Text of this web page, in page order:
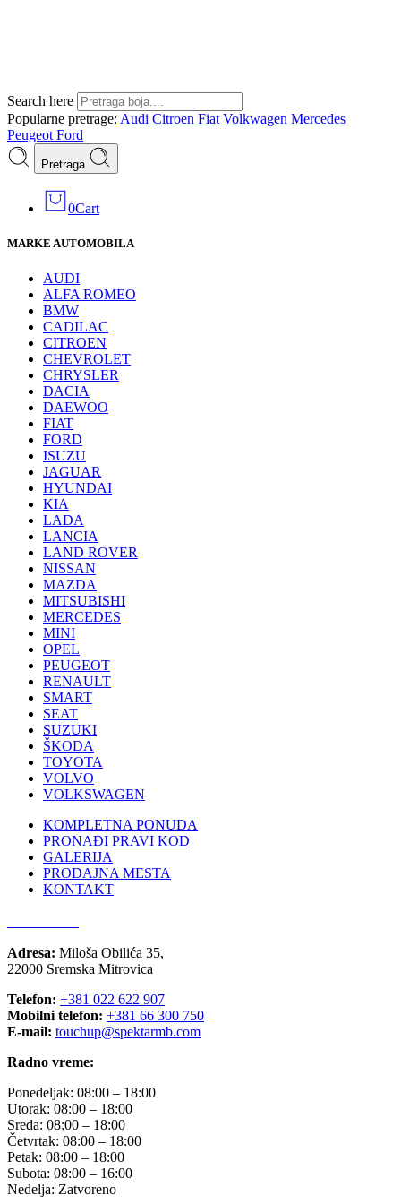
Search here
Popularne pretrage: Audi Citroen Fiat Volkwagen Mercedes
Peugeot Ford
Pretraga
0Cart
MARKE AUTOMOBILA
AUDI
ALFA ROMEO
BMW
CADILAC
CITROEN
CHEVROLET
CHRYSLER
DACIA
DAEWOO
FIAT
FORD
ISUZU
JAGUAR
HYUNDAI
KIA
LADA
LANCIA
LAND ROVER
NISSAN
MAZDA
MITSUBISHI
MERCEDES
MINI
OPEL
PEUGEOT
RENAULT
SMART
SEAT
SUZUKI
ŠKODA
TOYOTA
VOLVO
VOLKSWAGEN
KOMPLETNA PONUDA
PRONAĐI PRAVI KOD
GALERIJA
PRODAJNA MESTA
KONTAKT
Adresa: Miloša Obilića 35,
22000 Sremska Mitrovica
Telefon: +381 022 622 907
Mobilni telefon: +381 66 300 750
E-mail: touchup@spektarmb.com
Radno vreme:
Ponedeljak: 08:00 – 18:00
Utorak: 08:00 – 18:00
Sreda: 08:00 – 18:00
Četvrtak: 08:00 – 18:00
Petak: 08:00 – 18:00
Subota: 08:00 – 16:00
Nedelja: Zatvoreno